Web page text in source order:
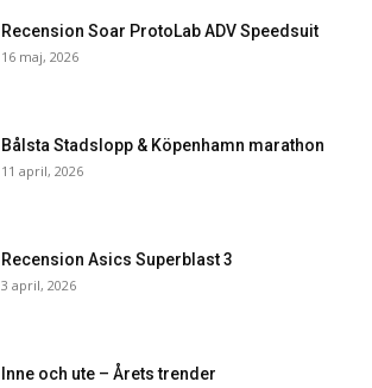
Recension Soar ProtoLab ADV Speedsuit
16 maj, 2026
Bålsta Stadslopp & Köpenhamn marathon
11 april, 2026
Recension Asics Superblast 3
3 april, 2026
Inne och ute – Årets trender